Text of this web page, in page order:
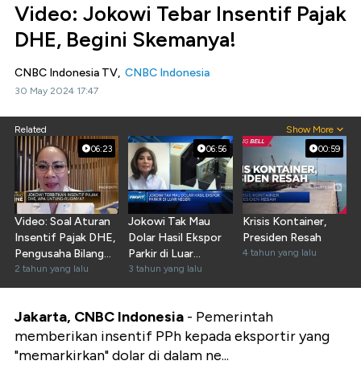
Video: Jokowi Tebar Insentif Pajak
DHE, Begini Skemanya!
CNBC Indonesia TV, CNBC Indonesia
30 May 2024 17:47
Related Show More
06:23
Video: Soal Aturan
Insentif Pajak DHE,
Pengusaha Bilang
Begini!
2 tahun yang lalu
06:56
Jokowi Tak Mau
Dolar Hasil Ekspor
Parkir di Luar
Negeri,Bisa?
3 tahun yang lalu
00:59
Krisis Kontainer,
Presiden Resah
4 tahun yang lalu
Jakarta, CNBC Indonesia - Pemerintah
memberikan insentif PPh kepada eksportir yang
"memarkirkan" dolar di dalam ne...